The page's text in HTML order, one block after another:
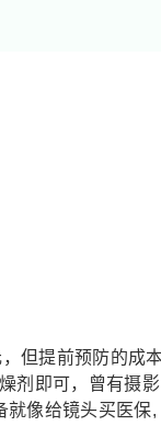
但提前预防的成
剂即可，曾有摄影
就像给镜头买医保,